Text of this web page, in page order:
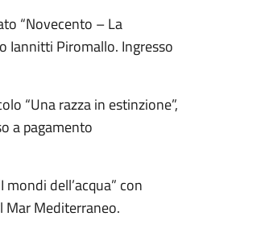
“Novecento – La
Iannitti Piromallo. Ingresso
“Una razza in estinzione”,
a pagamento
dell’acqua” con
Mar Mediterraneo.